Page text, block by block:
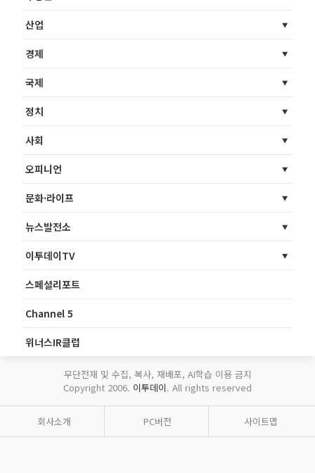
산업
경제
국제
정치
사회
오피니언
문화·라이프
뉴스발전소
이투데이TV
스페셜리포트
Channel 5
위너스IR클럽
무단전재 및 수집, 복사, 재배포, AI학습 이용 금지
Copyright 2006. 이투데이. All rights reserved
회사소개 PC버전 사이트맵